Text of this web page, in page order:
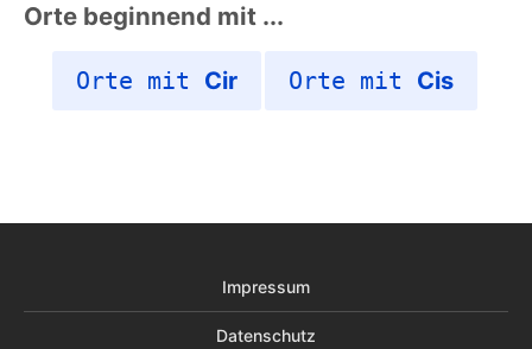
Orte beginnend mit ...
Orte mit Cir Orte mit Cis
Impressum
Datenschutz